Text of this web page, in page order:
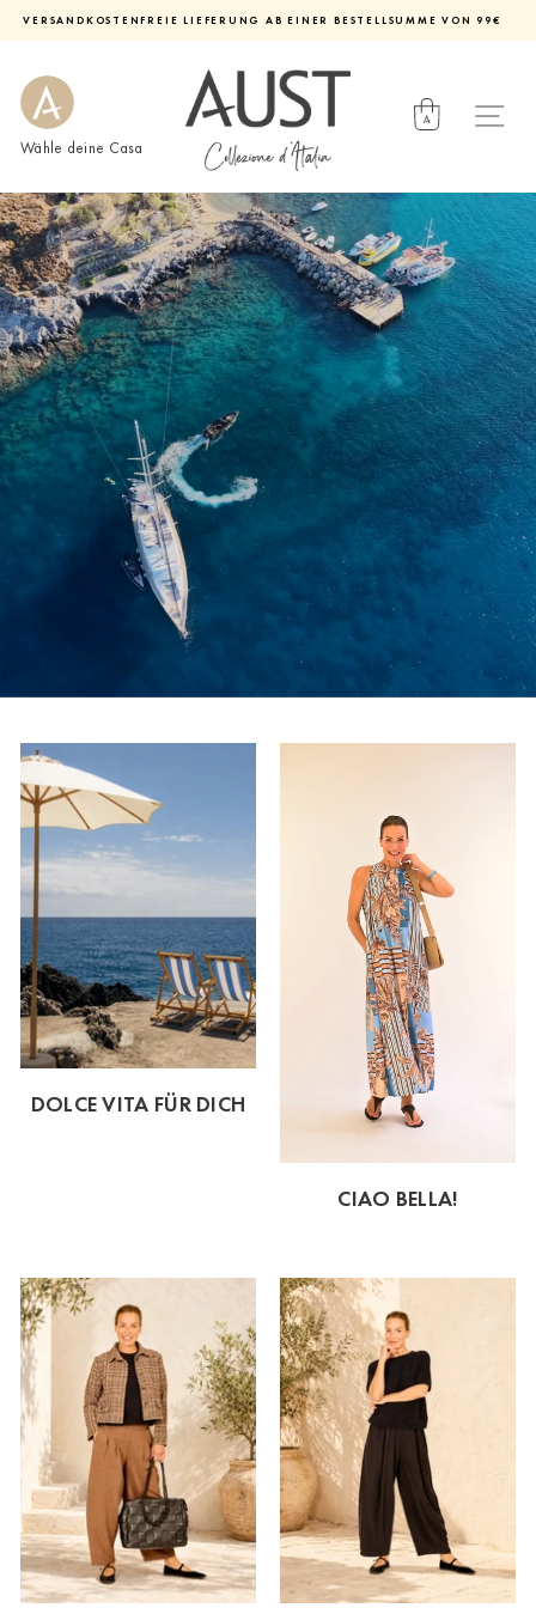
pausieren
VERSANDKOSTENFREIE LIEFERUNG AB EINER BESTELLSUMME VON 99€
Wähle deine Casa
DOLCE VITA FÜR DICH
CIAO BELLA!